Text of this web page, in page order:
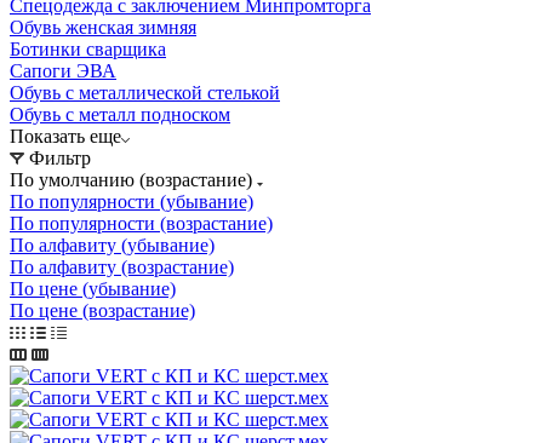
Спецодежда с заключением Минпромторга
Обувь женская зимняя
Ботинки сварщика
Сапоги ЭВА
Обувь с металлической стелькой
Обувь с металл подноском
Показать еще
Фильтр
По умолчанию (возрастание)
По популярности (убывание)
По популярности (возрастание)
По алфавиту (убывание)
По алфавиту (возрастание)
По цене (убывание)
По цене (возрастание)